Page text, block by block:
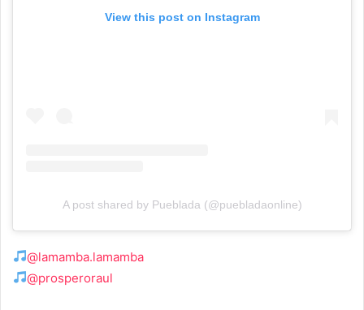
View this post on Instagram
A post shared by Pueblada (@puebladaonline)
@lamamba.lamamba
@prosperoraul